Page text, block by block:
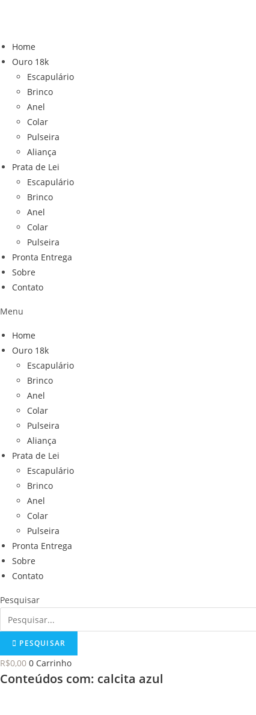
conteúdo
Home
Ouro 18k
Escapulário
Brinco
Anel
Colar
Pulseira
Aliança
Prata de Lei
Escapulário
Brinco
Anel
Colar
Pulseira
Pronta Entrega
Sobre
Contato
Menu
Home
Ouro 18k
Escapulário
Brinco
Anel
Colar
Pulseira
Aliança
Prata de Lei
Escapulário
Brinco
Anel
Colar
Pulseira
Pronta Entrega
Sobre
Contato
Pesquisar
PESQUISAR
R$0,00 0 Carrinho
Conteúdos com: calcita azul